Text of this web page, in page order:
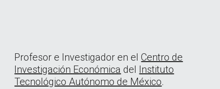
Profesor e Investigador en elCentro de
Investigación Económica del Instituto
Tecnológico Autónomo de México.